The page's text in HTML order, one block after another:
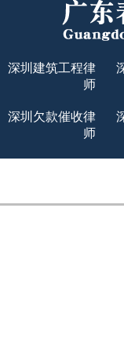
深圳建筑工程律
师
深圳欠款催收律
师